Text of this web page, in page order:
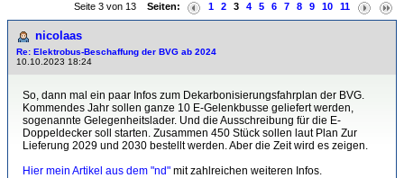
Seite 3 von 13 Seiten: 1 2 3 4 5 6 7 8 9 10 11
nicolaas
Re: Elektrobus-Beschaffung der BVG ab 2024
10.10.2023 18:24
So, dann mal ein paar Infos zum Dekarbonisierungsfahrplan der BVG.
Kommendes Jahr sollen ganze 10 E-Gelenkbusse geliefert werden,
sogenannte Gelegenheitslader. Und die Ausschreibung für die E-
Doppeldecker soll starten. Zusammen 450 Stück sollen laut Plan Zur
Lieferung 2029 und 2030 bestellt werden. Aber die Zeit wird es zeigen.
Hier mein Artikel aus dem "nd" mit zahlreichen weiteren Infos.